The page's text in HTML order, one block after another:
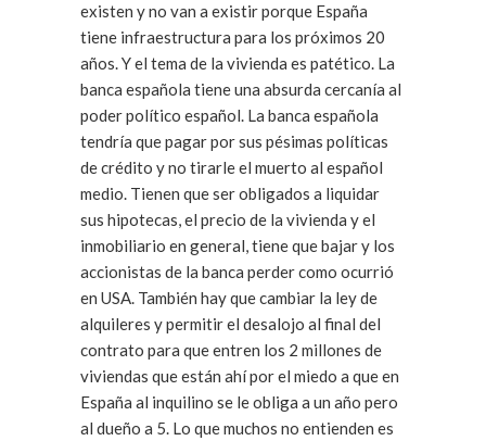
existen y no van a existir porque España
tiene infraestructura para los próximos 20
años. Y el tema de la vivienda es patético. La
banca española tiene una absurda cercanía al
poder político español. La banca española
tendría que pagar por sus pésimas políticas
de crédito y no tirarle el muerto al español
medio. Tienen que ser obligados a liquidar
sus hipotecas, el precio de la vivienda y el
inmobiliario en general, tiene que bajar y los
accionistas de la banca perder como ocurrió
en USA. También hay que cambiar la ley de
alquileres y permitir el desalojo al final del
contrato para que entren los 2 millones de
viviendas que están ahí por el miedo a que en
España al inquilino se le obliga a un año pero
al dueño a 5. Lo que muchos no entienden es